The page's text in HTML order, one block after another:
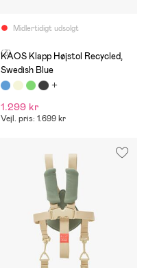
Midlertidigt udsolgt
(3)
KAOS Klapp Højstol Recycled,
Swedish Blue
1.299 kr
Vejl. pris: 1.699 kr